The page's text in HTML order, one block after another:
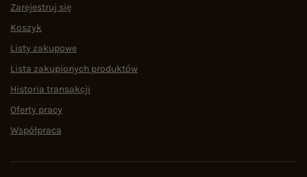
Zarejestruj się
Koszyk
Listy zakupowe
Lista zakupionych produktów
Historia transakcji
Oferty pracy
Współpraca